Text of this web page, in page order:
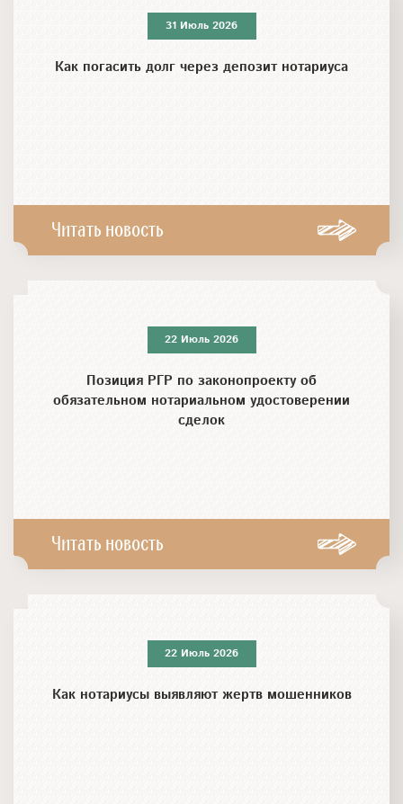
31 Июль 2026
Как погасить долг через депозит нотариуса
Читать новость
22 Июль 2026
Позиция РГР по законопроекту об
обязательном нотариальном удостоверении
сделок
Читать новость
22 Июль 2026
Как нотариусы выявляют жертв мошенников